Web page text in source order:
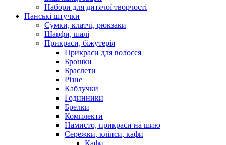
Набори для дитячої творчості
Панські штучки
Сумки, клатчі, рюкзаки
Шарфи, шалі
Прикраси, біжутерія
Прикраси для волосся
Брошки
Браслети
Різне
Каблучки
Годинники
Брелки
Комплекти
Намисто, прикраси на шию
Сережки, кліпси, кафи
Кафи